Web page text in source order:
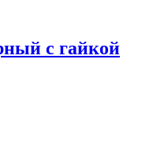
с гайкой